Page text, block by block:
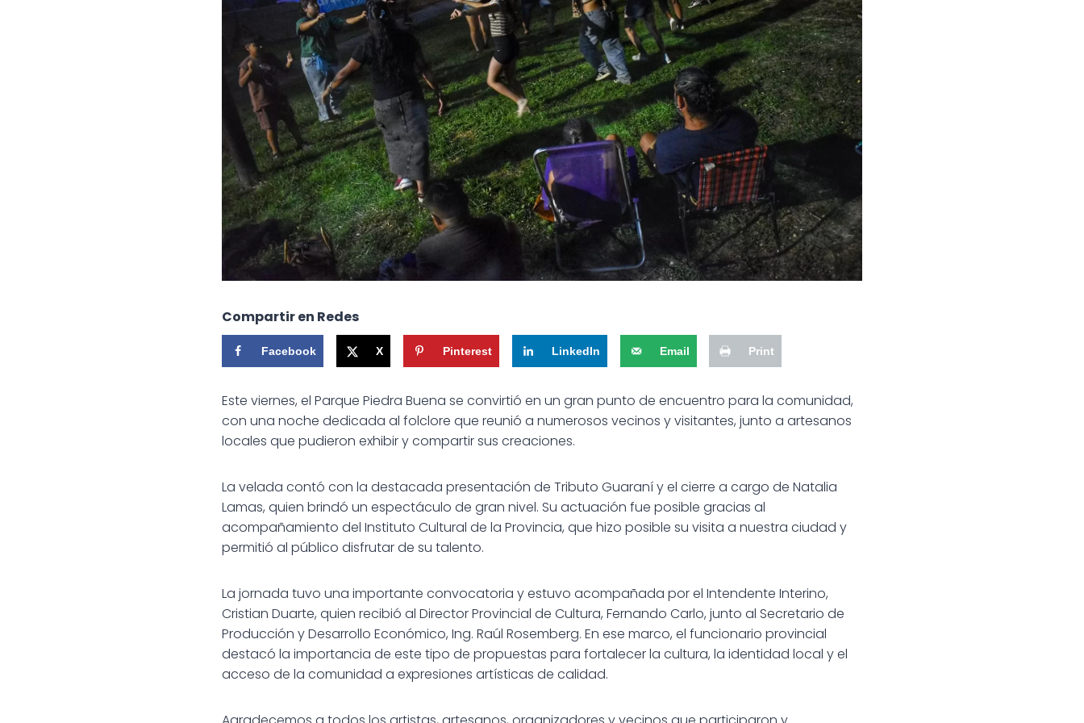
Compartir en Redes
Facebook X Pinterest LinkedIn Email Print
Este viernes, el Parque Piedra Buena se convirtió en un gran punto de encuentro para la comunidad,
con una noche dedicada al folclore que reunió a numerosos vecinos y visitantes, junto a artesanos
locales que pudieron exhibir y compartir sus creaciones.
La velada contó con la destacada presentación de Tributo Guaraní y el cierre a cargo de Natalia
Lamas, quien brindó un espectáculo de gran nivel. Su actuación fue posible gracias al
acompañamiento del Instituto Cultural de la Provincia, que hizo posible su visita a nuestra ciudad y
permitió al público disfrutar de su talento.
La jornada tuvo una importante convocatoria y estuvo acompañada por el Intendente Interino,
Cristian Duarte, quien recibió al Director Provincial de Cultura, Fernando Carlo, junto al Secretario de
Producción y Desarrollo Económico, Ing. Raúl Rosemberg. En ese marco, el funcionario provincial
destacó la importancia de este tipo de propuestas para fortalecer la cultura, la identidad local y el
acceso de la comunidad a expresiones artísticas de calidad.